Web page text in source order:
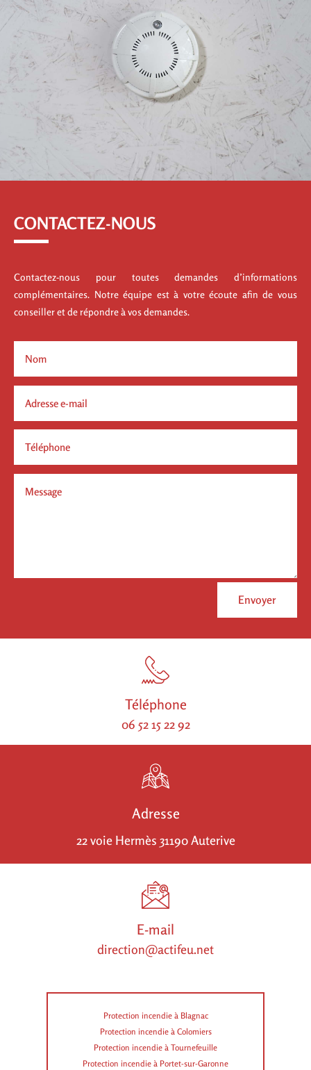
CONTACTEZ-NOUS
Contactez-nous pour toutes demandes d’informations
complémentaires. Notre équipe est à votre écoute afin de vous
conseiller et de répondre à vos demandes.
Envoyer
Téléphone
06 52 15 22 92
Adresse
22 voie Hermès 31190 Auterive
E-mail
direction@actifeu.net
Protection incendie à Blagnac
Protection incendie à Colomiers
Protection incendie à Tournefeuille
Protection incendie à Portet-sur-Garonne